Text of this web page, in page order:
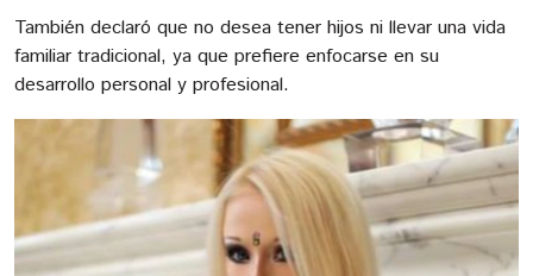
También declaró que no desea tener hijos ni llevar una vida
familiar tradicional, ya que prefiere enfocarse en su
desarrollo personal y profesional.